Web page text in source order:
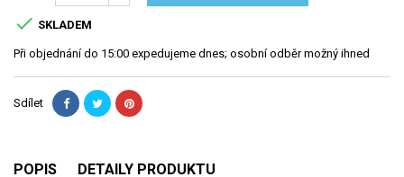
 SKLADEM
Při objednání do 15:00 expedujeme dnes; osobní odběr možný ihned
Sdílet
POPIS DETAILY PRODUKTU